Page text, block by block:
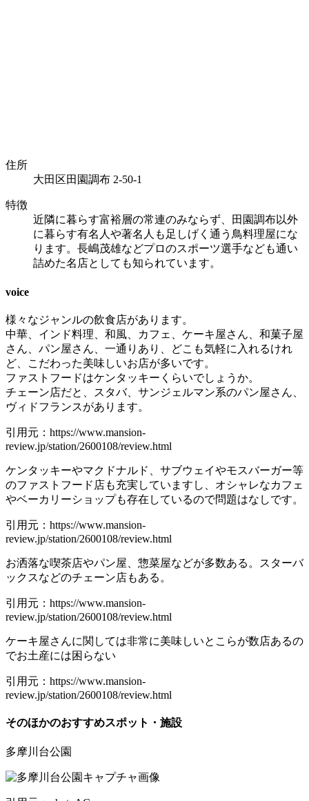
住所
大田区田園調布 2-50-1
特徴
近隣に暮らす富裕層の常連のみならず、田園調布以外
に暮らす有名人や著名人も足しげく通う鳥料理屋にな
ります。長嶋茂雄などプロのスポーツ選手なども通い
詰めた名店としても知られています。
voice
様々なジャンルの飲食店があります。
中華、インド料理、和風、カフェ、ケーキ屋さん、和菓子屋
さん、パン屋さん、一通りあり、どこも気軽に入れるけれ
ど、こだわった美味しいお店が多いです。
ファストフードはケンタッキーくらいでしょうか。
チェーン店だと、スタバ、サンジェルマン系のパン屋さん、
ヴィドフランスがあります。
引用元：https://www.mansion-
review.jp/station/2600108/review.html
ケンタッキーやマクドナルド、サブウェイやモスバーガー等
のファストフード店も充実していますし、オシャレなカフェ
やベーカリーショップも存在しているので問題はなしです。
引用元：https://www.mansion-
review.jp/station/2600108/review.html
お洒落な喫茶店やパン屋、惣菜屋などが多数ある。スターバ
ックスなどのチェーン店もある。
引用元：https://www.mansion-
review.jp/station/2600108/review.html
ケーキ屋さんに関しては非常に美味しいとこらが数店あるの
でお土産には困らない
引用元：https://www.mansion-
review.jp/station/2600108/review.html
そのほかのおすすめスポット・施設
多摩川台公園